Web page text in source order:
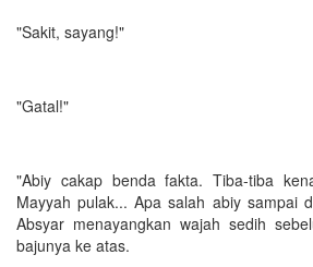
"Sakit, sayang!"
"Gatal!"
"Abiy cakap benda fakta. Tiba-tiba
Mayyah pulak... Apa salah abiy sampai
Absyar menayangkan wajah sedih
bajunya ke atas.